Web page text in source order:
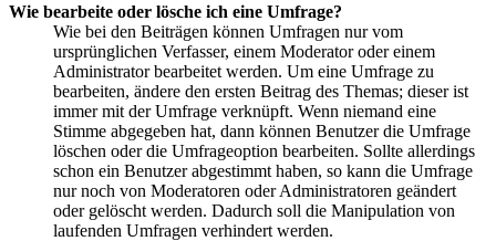
Wie bearbeite oder lösche ich eine Umfrage?
Wie bei den Beiträgen können Umfragen nur vom
ursprünglichen Verfasser, einem Moderator oder einem
Administrator bearbeitet werden. Um eine Umfrage zu
bearbeiten, ändere den ersten Beitrag des Themas; dieser ist
immer mit der Umfrage verknüpft. Wenn niemand eine
Stimme abgegeben hat, dann können Benutzer die Umfrage
löschen oder die Umfrageoption bearbeiten. Sollte allerdings
schon ein Benutzer abgestimmt haben, so kann die Umfrage
nur noch von Moderatoren oder Administratoren geändert
oder gelöscht werden. Dadurch soll die Manipulation von
laufenden Umfragen verhindert werden.